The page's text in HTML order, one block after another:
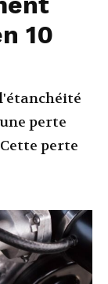
10
perte
perte